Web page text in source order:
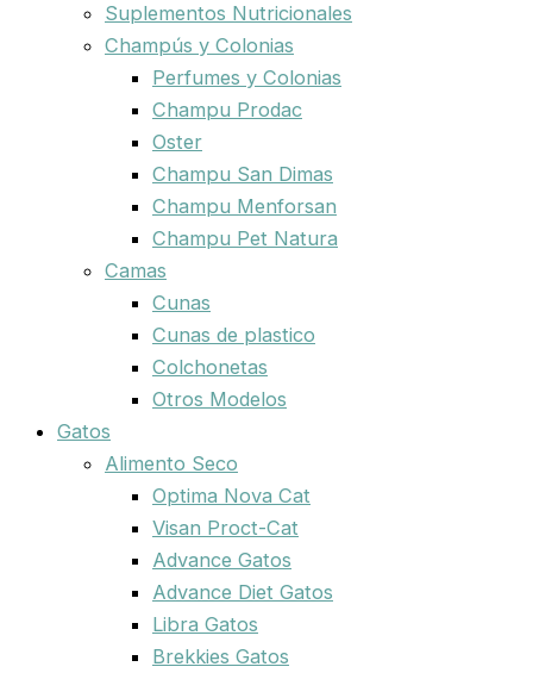
Suplementos Nutricionales
Champús y Colonias
Perfumes y Colonias
Champu Prodac
Oster
Champu San Dimas
Champu Menforsan
Champu Pet Natura
Camas
Cunas
Cunas de plastico
Colchonetas
Otros Modelos
Gatos
Alimento Seco
Optima Nova Cat
Visan Proct-Cat
Advance Gatos
Advance Diet Gatos
Libra Gatos
Brekkies Gatos